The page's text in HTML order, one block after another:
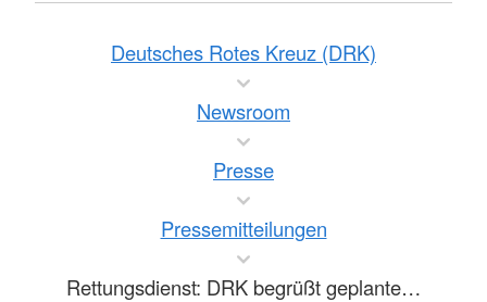
Deutsches Rotes Kreuz (DRK)
Newsroom
Presse
Pressemitteilungen
Rettungsdienst: DRK begrüßt geplante…